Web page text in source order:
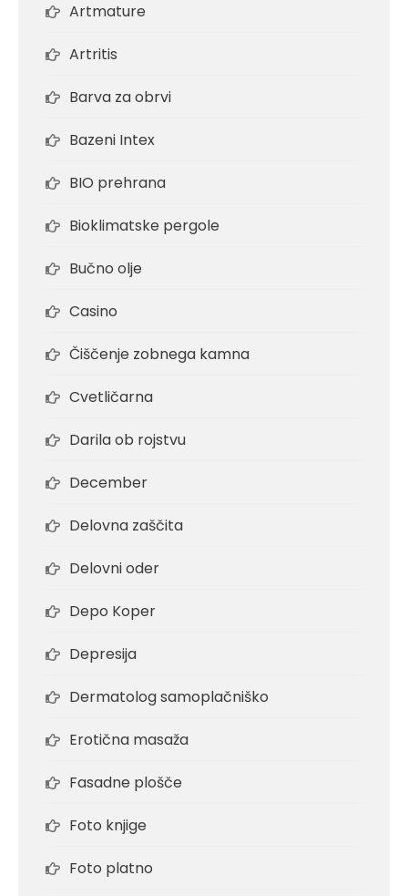
Artmature
Artritis
Barva za obrvi
Bazeni Intex
BIO prehrana
Bioklimatske pergole
Bučno olje
Casino
Čiščenje zobnega kamna
Cvetličarna
Darila ob rojstvu
December
Delovna zaščita
Delovni oder
Depo Koper
Depresija
Dermatolog samoplačniško
Erotična masaža
Fasadne plošče
Foto knjige
Foto platno